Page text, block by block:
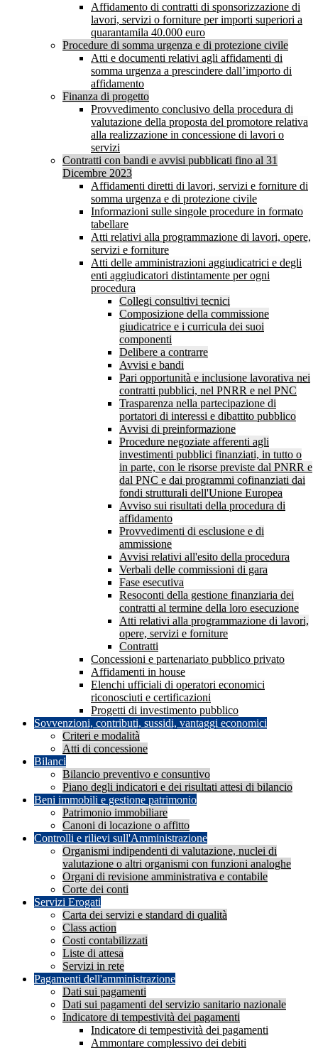
Affidamento di contratti di sponsorizzazione di
lavori, servizi o forniture per importi superiori a
quarantamila 40.000 euro
Procedure di somma urgenza e di protezione civile
Atti e documenti relativi agli affidamenti di
somma urgenza a prescindere dall’importo di
affidamento
Finanza di progetto
Provvedimento conclusivo della procedura di
valutazione della proposta del promotore relativa
alla realizzazione in concessione di lavori o
servizi
Contratti con bandi e avvisi pubblicati fino al 31
Dicembre 2023
Affidamenti diretti di lavori, servizi e forniture di
somma urgenza e di protezione civile
Informazioni sulle singole procedure in formato
tabellare
Atti relativi alla programmazione di lavori, opere,
servizi e forniture
Atti delle amministrazioni aggiudicatrici e degli
enti aggiudicatori distintamente per ogni
procedura
Collegi consultivi tecnici
Composizione della commissione
giudicatrice e i curricula dei suoi
componenti
Delibere a contrarre
Avvisi e bandi
Pari opportunità e inclusione lavorativa nei
contratti pubblici, nel PNRR e nel PNC
Trasparenza nella partecipazione di
portatori di interessi e dibattito pubblico
Avvisi di preinformazione
Procedure negoziate afferenti agli
investimenti pubblici finanziati, in tutto o
in parte, con le risorse previste dal PNRR e
dal PNC e dai programmi cofinanziati dai
fondi strutturali dell'Unione Europea
Avviso sui risultati della procedura di
affidamento
Provvedimenti di esclusione e di
ammissione
Avvisi relativi all'esito della procedura
Verbali delle commissioni di gara
Fase esecutiva
Resoconti della gestione finanziaria dei
contratti al termine della loro esecuzione
Atti relativi alla programmazione di lavori,
opere, servizi e forniture
Contratti
Concessioni e partenariato pubblico privato
Affidamenti in house
Elenchi ufficiali di operatori economici
riconosciuti e certificazioni
Progetti di investimento pubblico
Sovvenzioni, contributi, sussidi, vantaggi economici
Criteri e modalità
Atti di concessione
Bilanci
Bilancio preventivo e consuntivo
Piano degli indicatori e dei risultati attesi di bilancio
Beni immobili e gestione patrimonio
Patrimonio immobiliare
Canoni di locazione o affitto
Controlli e rilievi sull'Amministrazione
Organismi indipendenti di valutazione, nuclei di
valutazione o altri organismi con funzioni analoghe
Organi di revisione amministrativa e contabile
Corte dei conti
Servizi Erogati
Carta dei servizi e standard di qualità
Class action
Costi contabilizzati
Liste di attesa
Servizi in rete
Pagamenti dell'amministrazione
Dati sui pagamenti
Dati sui pagamenti del servizio sanitario nazionale
Indicatore di tempestività dei pagamenti
Indicatore di tempestività dei pagamenti
Ammontare complessivo dei debiti